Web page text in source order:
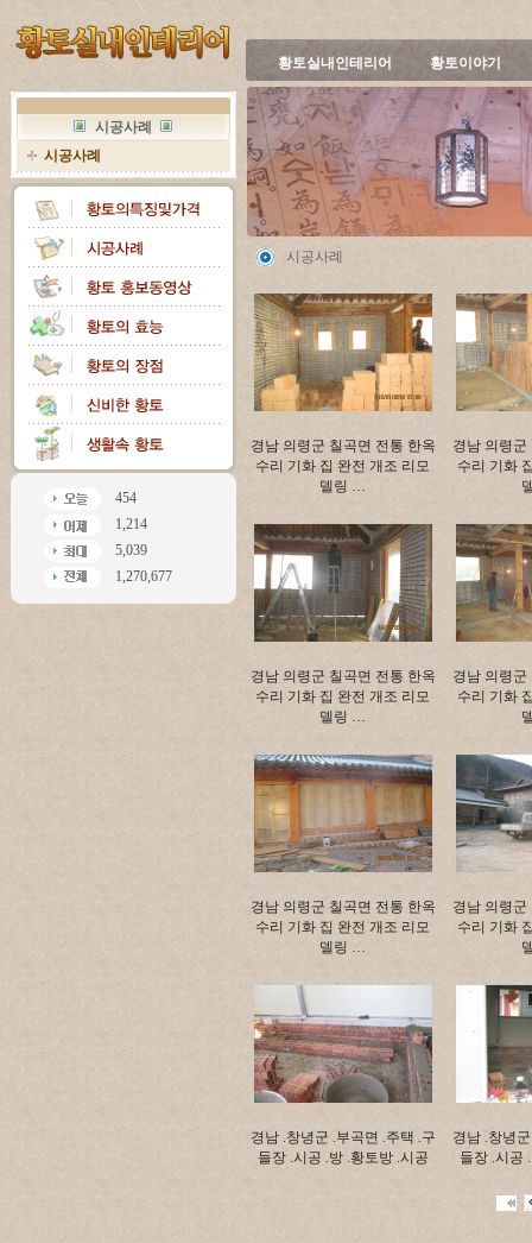
황토실내인테리어 황토이야기
시공사례
시공사례
454
1,214
5,039
1,270,677
시공사례
경남 의령군 칠곡면 전통 한옥
수리 기화 집 완전 개조 리모
델링 …
경남 의령군
수리 기화
경남 의령군 칠곡면 전통 한옥
수리 기화 집 완전 개조 리모
델링 …
경남 의령군
수리 기화
경남 의령군 칠곡면 전통 한옥
수리 기화 집 완전 개조 리모
델링 …
경남 의령군
수리 기화
경남 .창녕군 .부곡면 .주택 .구
들장 .시공 .방 .황토방 .시공
경남 .창녕
들장 .시공